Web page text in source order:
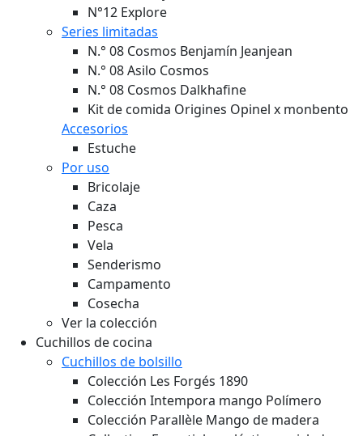
N°12 Explore
Series limitadas
N.° 08 Cosmos Benjamín Jeanjean
N.° 08 Asilo Cosmos
N.° 08 Cosmos Dalkhafine
Kit de comida Origines Opinel x monbento
Accesorios
Estuche
Por uso
Bricolaje
Caza
Pesca
Vela
Senderismo
Campamento
Cosecha
Ver la colección
Cuchillos de cocina
Cuchillos de bolsillo
Colección Les Forgés 1890
Colección Intempora mango Polímero
Colección Parallèle Mango de madera